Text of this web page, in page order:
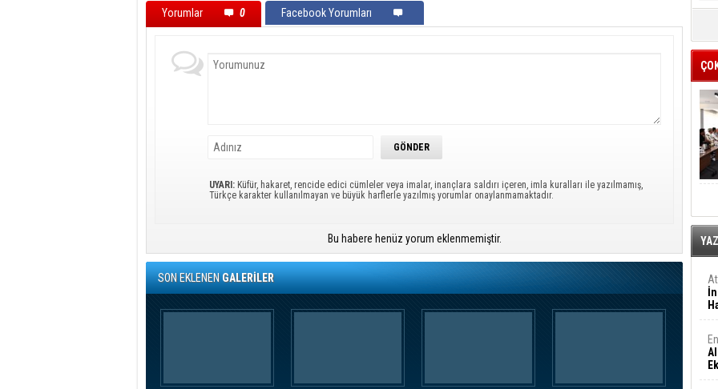
Yorumlar 0 Facebook Yorumları
UYARI: Küfür, hakaret, rencide edici cümleler veya imalar, inançlara saldırı içeren, imla kuralları ile yazılmamış,
Türkçe karakter kullanılmayan ve büyük harflerle yazılmış yorumlar onaylanmamaktadır.
Bu habere henüz yorum eklenmemiştir.
SON EKLENENGALERİLER